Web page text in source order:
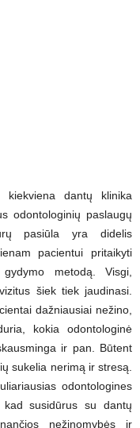
kiekviena dantų klinika
odontologinių paslaugų
pasiūla yra didelis
pacientui pritaikyti
metodą. Visgi,
šiek tiek jaudinasi.
dažniausiai nežino,
kokia odontologinė
ir pan. Būtent
sukelia nerimą ir stresą.
odontologines
susidūrus su dantų
nežinomybės ir